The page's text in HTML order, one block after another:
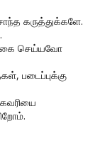
கருத்துக்களே.
செய்யவோ
படைப்புக்கு